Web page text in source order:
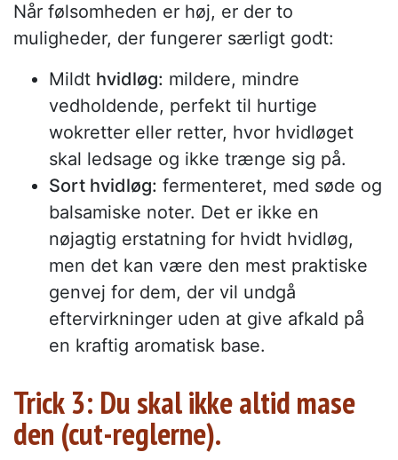
Når følsomheden er høj, er der to
muligheder, der fungerer særligt godt:
Mildt hvidløg: mildere, mindre
vedholdende, perfekt til hurtige
wokretter eller retter, hvor hvidløget
skal ledsage og ikke trænge sig på.
Sort hvidløg: fermenteret, med søde og
balsamiske noter. Det er ikke en
nøjagtig erstatning for hvidt hvidløg,
men det kan være den mest praktiske
genvej for dem, der vil undgå
eftervirkninger uden at give afkald på
en kraftig aromatisk base.
Trick 3: Du skal ikke altid mase
den (cut-reglerne).